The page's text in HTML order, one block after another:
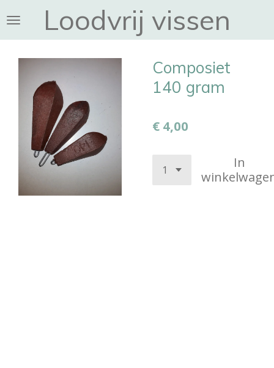
direct
naar
Loodvrij vissen
Composiet
140 gram
€ 4,00
In